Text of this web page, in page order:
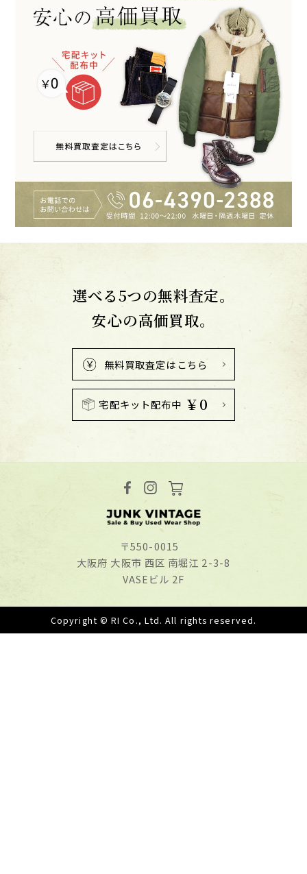
選べる5つの無料査定。
安心の高価買取。
無料買取査定はこちら
宅配キット配布中 ￥0
〒550-0015
⼤阪府 ⼤阪市 ⻄区 南堀江 2-3-8
VASEビル 2F
Copyright © RI Co., Ltd. All rights reserved.